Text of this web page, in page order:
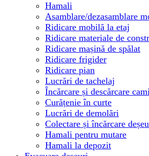
Hamali
Asamblare/dezasamblare
Ridicare mobilă la etaj
Ridicare materiale de
Ridicare mașină de spălat
Ridicare frigider
Ridicare pian
Lucrări de tachelaj
Încărcare și descărcare
Curățenie în curte
Lucrări de demolări
Colectare și încărcare
Hamali pentru mutare
Hamali la depozit